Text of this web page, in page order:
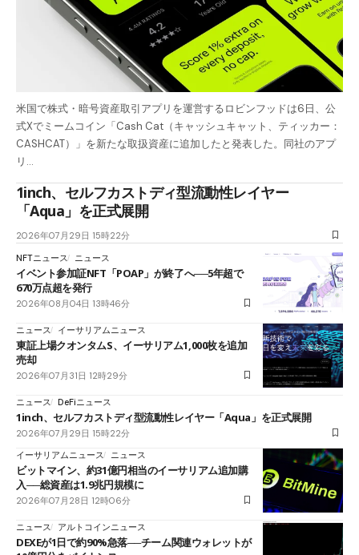
米国で株式・暗号資産取引アプリを運営するロビンフッドは6日、公
式Xでミームコイン「Cash Cat（キャッシュキャット、ティッカー：
CASHCAT）」を新たな取扱資産に追加したと発表した。同社のアプ
リ…
1inch、セルフカストディ型流動性レイヤー
「Aqua」を正式展開
2026年07月29日 15時22分
NFTニュース
ニュース
イベント参加証NFT「POAP」が終了へ──5年超で
670万点超を発行
2026年08月04日 13時46分
ニュース イーサリアムニュース
東証上場クオンタムS、イーサリアム1,000枚を追加
売却
2026年07月31日 12時29分
ニュース DeFiニュース
1inch、セルフカストディ型流動性レイヤー「Aqua」を正式展開
2026年07月29日 15時22分
イーサリアムニュース
ニュース
ビットマイン、約31億円相当のイーサリアム追加購
入──総資産は1.9兆円規模に
2026年07月28日 12時06分
ニュース アルトコインニュース
DEXEが1日で約90%急落──チーム関連ウォレットが